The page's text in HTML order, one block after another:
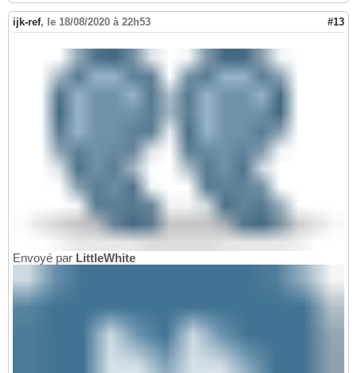
ijk-ref, le 18/08/2020 à 22h53 #13
Envoyé par LittleWhite